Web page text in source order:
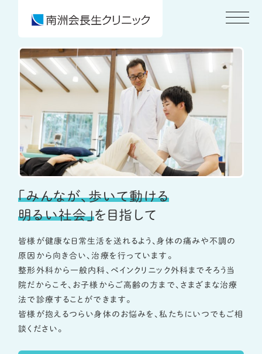
「みんなが、歩いて動ける
明るい社会」を目指して
皆様が健康な日常生活を送れるよう、身体の痛みや不調の
原因から向き合い、治療を行っています。
整形外科から一般内科、ペインクリニック外科までそろう当
院だからこそ、お子様からご高齢の方まで、さまざまな治療
法で診療することができます。
皆様が抱えるつらい身体のお悩みを、私たちにいつでもご相
談ください。